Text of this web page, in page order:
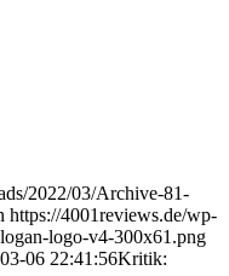
2022/03/Archive-81-
https://4001reviews.de/wp-
logo-v4-300x61.png
06 22:41:56Kritik: